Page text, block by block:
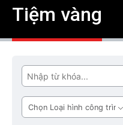
Tiệm vàng
Tìm
Loại
hình